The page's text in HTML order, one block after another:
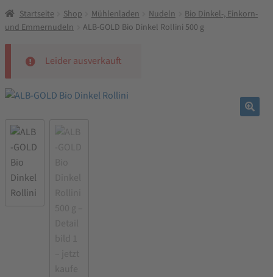
Startseite Shop Mühlenladen Nudeln
Bio Dinkel-, Einkorn-
und Emmernudeln
ALB-GOLD Bio Dinkel Rollini 500 g
Leider ausverkauft